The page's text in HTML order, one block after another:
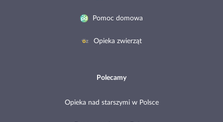
Pomoc domowa
Opieka zwierząt
Polecamy
Opieka nad starszymi w Polsce